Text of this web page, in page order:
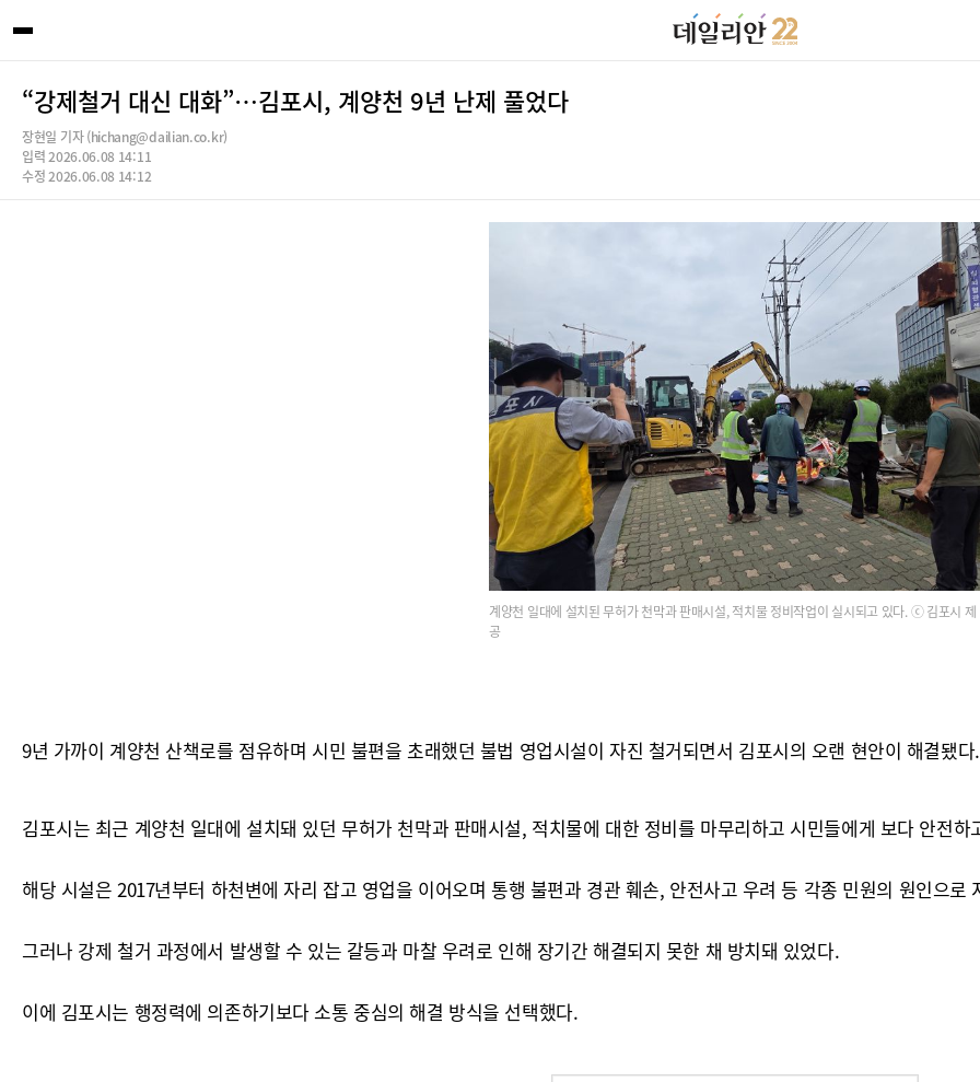
“강제철거 대신 대화”…김포시, 계양천 9년 난제 풀었다
장현일 기자 (hichang@dailian.co.kr)
입력 2026.06.08 14:11
수정 2026.06.08 14:12
계양천 일대에 설치된 무허가 천막과 판매시설, 적치물 정비작업이 실시되고 있다. ⓒ 김포시 제
공
9년 가까이 계양천 산책로를 점유하며 시민 불편을 초래했던 불법 영업시설이 자진 철거되면서 김포시의 오랜 현안이 해결됐다.
김포시는 최근 계양천 일대에 설치돼 있던 무허가 천막과 판매시설, 적치물에 대한 정비를 마무리하고 시민들에게 보다 안전
해당 시설은 2017년부터 하천변에 자리 잡고 영업을 이어오며 통행 불편과 경관 훼손, 안전사고 우려 등 각종 민원의 원인으로
그러나 강제 철거 과정에서 발생할 수 있는 갈등과 마찰 우려로 인해 장기간 해결되지 못한 채 방치돼 있었다.
이에 김포시는 행정력에 의존하기보다 소통 중심의 해결 방식을 선택했다.